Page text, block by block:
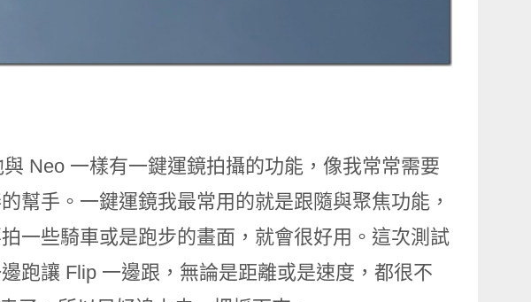
Neo 一樣有一鍵運鏡拍攝的功能，像我常常需要
幫手。一鍵運鏡我最常用的就是跟隨與聚焦功能，
一些騎車或是跑步的畫面，就會很好用。這次測試
跑讓 Flip 一邊跟，無論是距離或是速度，都很不